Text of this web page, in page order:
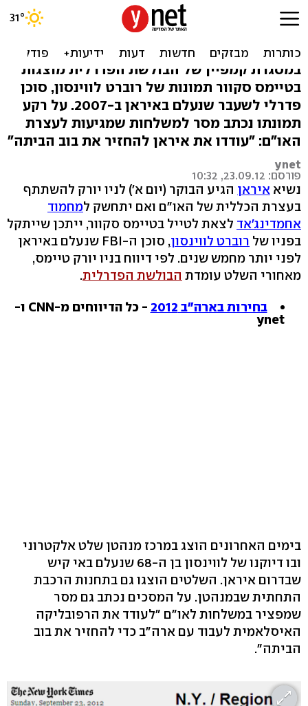
אחמדינג'אד בניו יורק: "החזר
במסגרת קמפיין של הבולשת הפדרלית מוצגות
בטיימס סקוור תמונות של רוברט לווינסון, סוכן
פדרלי לשעבר שנעלם באיראן ב-2007. על רקע
תמונתו נכתב מסר למשלחות שמגיעות לעצרת
האו"ם: "עודדו את איראן להחזיר את בוב הביתה"
ynet
פורסם: 23.09.12, 10:32
נשיא איראן הגיע הבוקר (יום א') לניו יורק להשתתף
בעצרת הכללית של האו"ם ואם יתחשק למחמוד
אחמדינג'אד לצאת לטייל בטיימס סקוור, ייתכן שייתקל
בפניו של רוברט לווינסון
, סוכן ה-FBI שנעלם באיראן
לפני יותר מחמש שנים. לפי דיווח בניו יורק טיימס,
מאחורי השלט עומדת הבולשת הפדרלית.
בחירות בארה"ב 2012
- כל הדיווחים מ-CNN ו-
ynet
בימים האחרונים הוצג במרכז מנהטן שלט אלקטרוני
ובו דיוקנו של לווינסון בן ה-68 שנעלם באי קיש
שבדרום איראן. השלטים הוצגו גם בתחנות הרכבת
התחתית שבמנהטן. על המסכים נכתב גם מסר
שמפציר במשלחות לאו"ם "לעודד את הרפובליקה
האיסלאמית לעבוד עם ארה"ב כדי להחזיר את בוב
הביתה".